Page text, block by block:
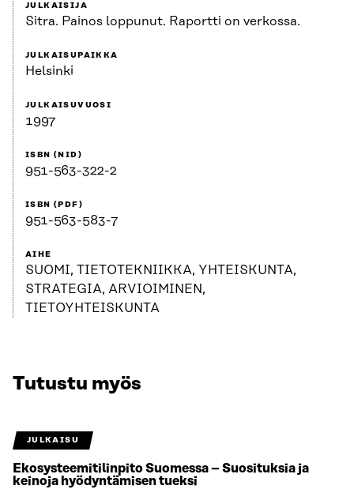
JULKAISIJA
Sitra. Painos loppunut. Raportti on verkossa.
JULKAISUPAIKKA
Helsinki
JULKAISUVUOSI
1997
ISBN (NID)
951-563-322-2
ISBN (PDF)
951-563-583-7
AIHE
SUOMI, TIETOTEKNIIKKA, YHTEISKUNTA,
STRATEGIA, ARVIOIMINEN,
TIETOYHTEISKUNTA
Tutustu myös
JULKAISU
Ekosysteemitilinpito Suomessa – Suosituksia ja
keinoja hyödyntämisen tueksi